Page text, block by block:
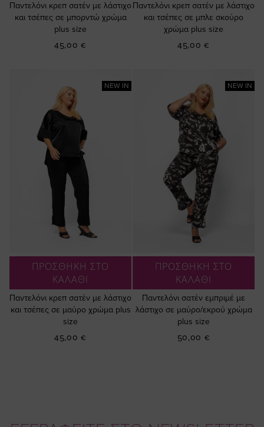
Παντελόνι κρεπ σατέν με λάστιχο
και τσέπες σε μπορντώ χρώμα
plus size
45,00 €
Παντελόνι κρεπ σατέν με λάστιχο
και τσέπες σε μπλε σκούρο
χρώμα plus size
45,00 €
NEW IN
ΠΡΟΣΘΗΚΗ ΣΤΟ
ΚΑΛΑΘΙ
Παντελόνι κρεπ σατέν με λάστιχο
και τσέπες σε μαύρο χρώμα plus
size
45,00 €
NEW IN
ΠΡΟΣΘΗΚΗ ΣΤΟ
ΚΑΛΑΘΙ
Παντελόνι σατέν εμπριμέ με
λάστιχο σε μαύρο/εκρού χρώμα
plus size
50,00 €